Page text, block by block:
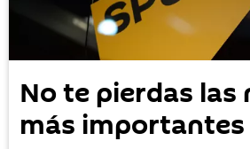
No te pierdas las
más importantes